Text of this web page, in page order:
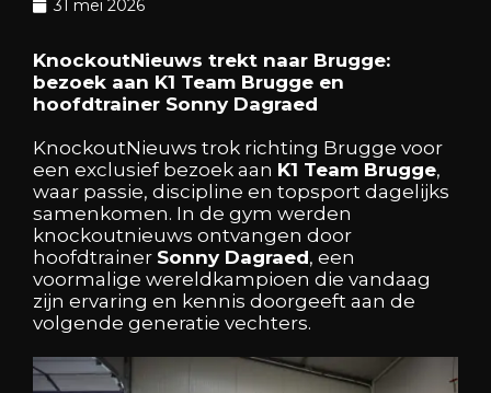
31 mei 2026
KnockoutNieuws trekt naar Brugge:
bezoek aan K1 Team Brugge en
hoofdtrainer Sonny Dagraed
KnockoutNieuws trok richting Brugge voor
een exclusief bezoek aan K1 Team Brugge,
waar passie, discipline en topsport dagelijks
samenkomen. In de gym werden
knockoutnieuws ontvangen door
hoofdtrainer Sonny Dagraed, een
voormalige wereldkampioen die vandaag
zijn ervaring en kennis doorgeeft aan de
volgende generatie vechters.